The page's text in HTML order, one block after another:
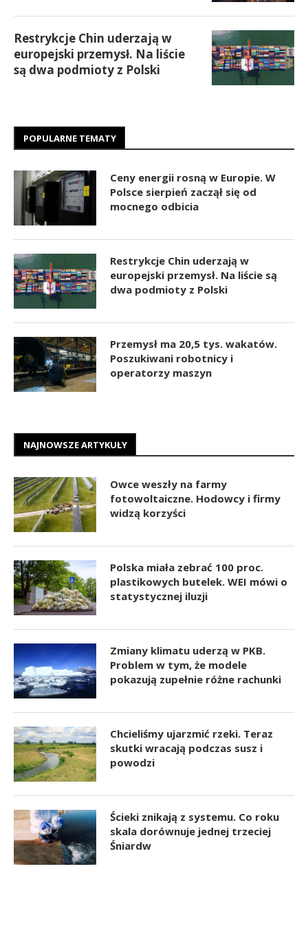
Restrykcje Chin uderzają w
europejski przemysł. Na liście
są dwa podmioty z Polski
POPULARNE TEMATY
Ceny energii rosną w Europie. W
Polsce sierpień zaczął się od
mocnego odbicia
Restrykcje Chin uderzają w
europejski przemysł. Na liście są
dwa podmioty z Polski
Przemysł ma 20,5 tys. wakatów.
Poszukiwani robotnicy i
operatorzy maszyn
NAJNOWSZE ARTYKUŁY
Owce weszły na farmy
fotowoltaiczne. Hodowcy i firmy
widzą korzyści
Polska miała zebrać 100 proc.
plastikowych butelek. WEI mówi o
statystycznej iluzji
Zmiany klimatu uderzą w PKB.
Problem w tym, że modele
pokazują zupełnie różne rachunki
Chcieliśmy ujarzmić rzeki. Teraz
skutki wracają podczas susz i
powodzi
Ścieki znikają z systemu. Co roku
skala dorównuje jednej trzeciej
Śniardw